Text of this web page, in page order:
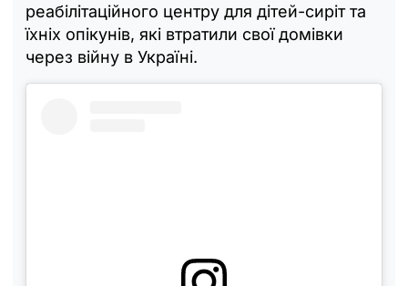
реабілітаційного центру для дітей-сиріт та
їхніх опікунів, які втратили свої домівки
через війну в Україні.